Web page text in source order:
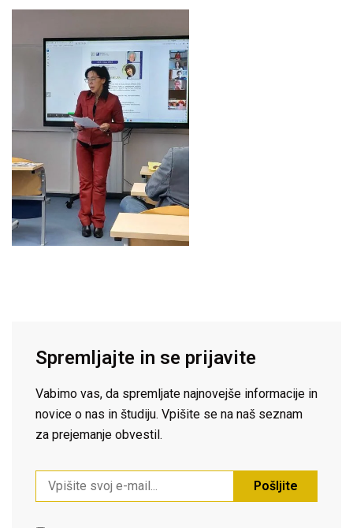
Spremljajte in se prijavite
Vabimo vas, da spremljate najnovejše informacije in
novice o nas in študiju. Vpišite se na naš seznam
za prejemanje obvestil.
Pošljite